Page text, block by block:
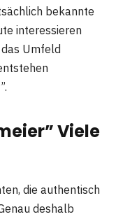
bekannte
interessieren
Umfeld
Viele
die authentisch
deshalb